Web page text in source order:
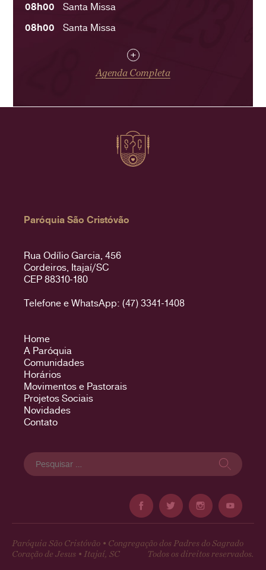
08h00
Santa Missa
08h00
Santa Missa
+
Agenda Completa
Paróquia São Cristóvão
Rua Odílio Garcia, 456
Cordeiros, Itajaí/SC
CEP 88310-180
Telefone e WhatsApp: (47) 3341-1408
Home
A Paróquia
Comunidades
Horários
Movimentos e Pastorais
Projetos Sociais
Novidades
Contato
Pesquisar
por:
Paróquia São Cristóvão • Congregação dos Padres do Sagrado
Coração de Jesus • Itajaí, SC
Todos os direitos reservados.